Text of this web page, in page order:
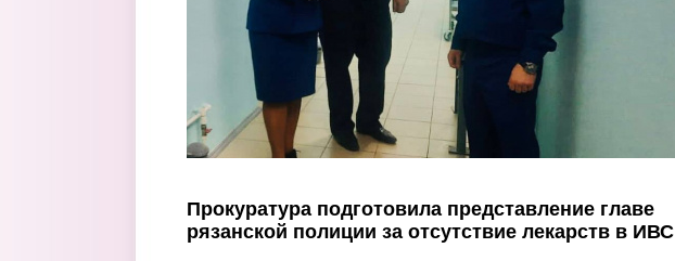
Прокуратура подготовила представление главе
рязанской полиции за отсутствие лекарств в ИВС